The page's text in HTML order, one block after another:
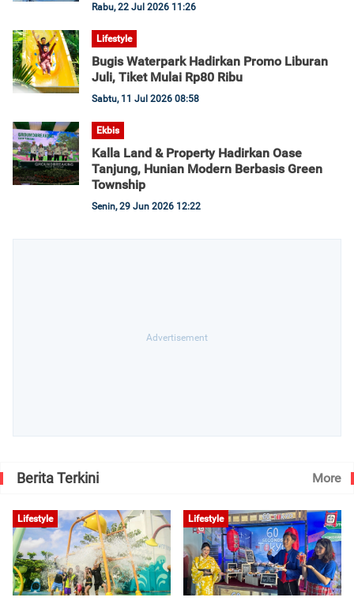
Rabu, 22 Jul 2026 11:26
Lifestyle
Bugis Waterpark Hadirkan Promo Liburan
Juli, Tiket Mulai Rp80 Ribu
Sabtu, 11 Jul 2026 08:58
Ekbis
Kalla Land & Property Hadirkan Oase
Tanjung, Hunian Modern Berbasis Green
Township
Senin, 29 Jun 2026 12:22
Berita Terkini More
Lifestyle Lifestyle